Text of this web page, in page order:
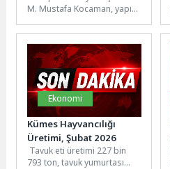
M. Mustafa Kocaman, yapımı
binalarının inşaat alanlarını...
Ekonomi
Kümes Hayvancılığı
Üretimi, Şubat 2026
Tavuk eti üretimi 227 bin
793 ton, tavuk yumurtası